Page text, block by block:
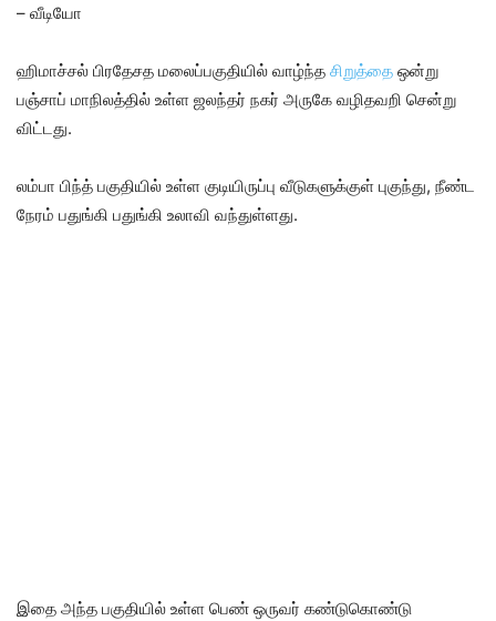
– வீடியோ
ஹிமாச்சல் பிரதேசத மலைப்பகுதியில் வாழ்ந்த சிறுத்தை ஒன்று
பஞ்சாப் மாநிலத்தில் உள்ள ஜலந்தர் நகர் அருகே வழிதவறி சென்று
விட்டது.
லம்பா பிந்த் பகுதியில் உள்ள குடியிருப்பு வீடுகளுக்குள் புகுந்து, நீண்ட
நேரம் பதுங்கி பதுங்கி உலாவி வந்துள்ளது.
இதை அந்த பகுதியில் உள்ள பெண் ஒருவர் கண்டுகொண்டு